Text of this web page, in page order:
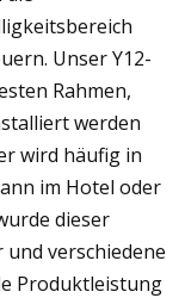
Unser Y12-
Rahmen,
werden
wird häufig in
im Hotel oder
dieser
verschiedene
Produktleistung